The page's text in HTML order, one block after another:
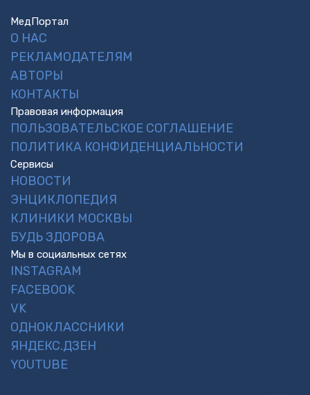
МедПортал
О НАС
РЕКЛАМОДАТЕЛЯМ
АВТОРЫ
КОНТАКТЫ
Правовая информация
ПОЛЬЗОВАТЕЛЬСКОЕ СОГЛАШЕНИЕ
ПОЛИТИКА КОНФИДЕНЦИАЛЬНОСТИ
Сервисы
НОВОСТИ
ЭНЦИКЛОПЕДИЯ
КЛИНИКИ МОСКВЫ
БУДЬ ЗДОРОВА
Мы в социальных сетях
INSTAGRAM
FACEBOOK
VK
ОДНОКЛАССНИКИ
ЯНДЕКС.ДЗЕН
YOUTUBE